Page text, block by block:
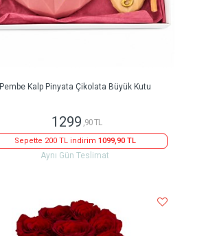
Pembe Kalp Pinyata Çikolata Büyük Kutu
1299 ,90 TL
Sepette 200 TL indirim 1099,90 TL
Aynı Gün Teslimat